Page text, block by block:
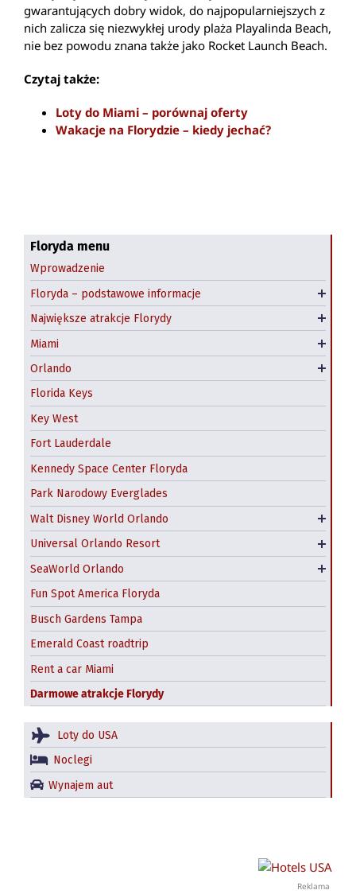
gwarantujących dobry widok, do najpopularniejszych z
nich zalicza się niezwykłej urody plaża Playalinda Beach,
nie bez powodu znana także jako Rocket Launch Beach.
Czytaj także:
Loty do Miami – porównaj oferty
Wakacje na Florydzie – kiedy jechać?
Floryda menu
Wprowadzenie
Floryda – podstawowe informacje
Klimat Florydy
Floryda - kiedy jechać?
Polonia na Florydzie
Największe atrakcje Florydy
Najpiękniejsze plaże Florydy
Niecodzienne atrakcje Florydy
Parki narodowe i rezerwaty przyrody
Big Cat Rescue, Tampa
Miami
Downtown Miami
Little Havana, Miami
South Beach
Hotele w Miami
Orlando
Darmowe atrakcje Orlando
Kissimmee
Florida Keys
Key West
Fort Lauderdale
Kennedy Space Center Floryda
Park Narodowy Everglades
Walt Disney World Orlando
Magic Kingdom
Epcot
Animal Kingdom
Hollywood Studios
Tańsze bilety do Disney World i Universal Orlando
– gdzie kupić?
Parki wodne Disneya
Universal Orlando Resort
Universal Studios Florida
Islands of Adventure
Universal CitiWalk
Volcano Bay
SeaWorld Orlando
Aquatica Orlando
Discovery Cove
Fun Spot America Floryda
Busch Gardens Tampa
Emerald Coast roadtrip
Rent a car Miami
Darmowe atrakcje Florydy
Loty do USA
Noclegi
Wynajem aut
Reklama